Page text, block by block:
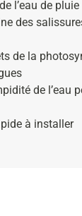
l’eau de pluie
des
de la
de l’eau
à installer